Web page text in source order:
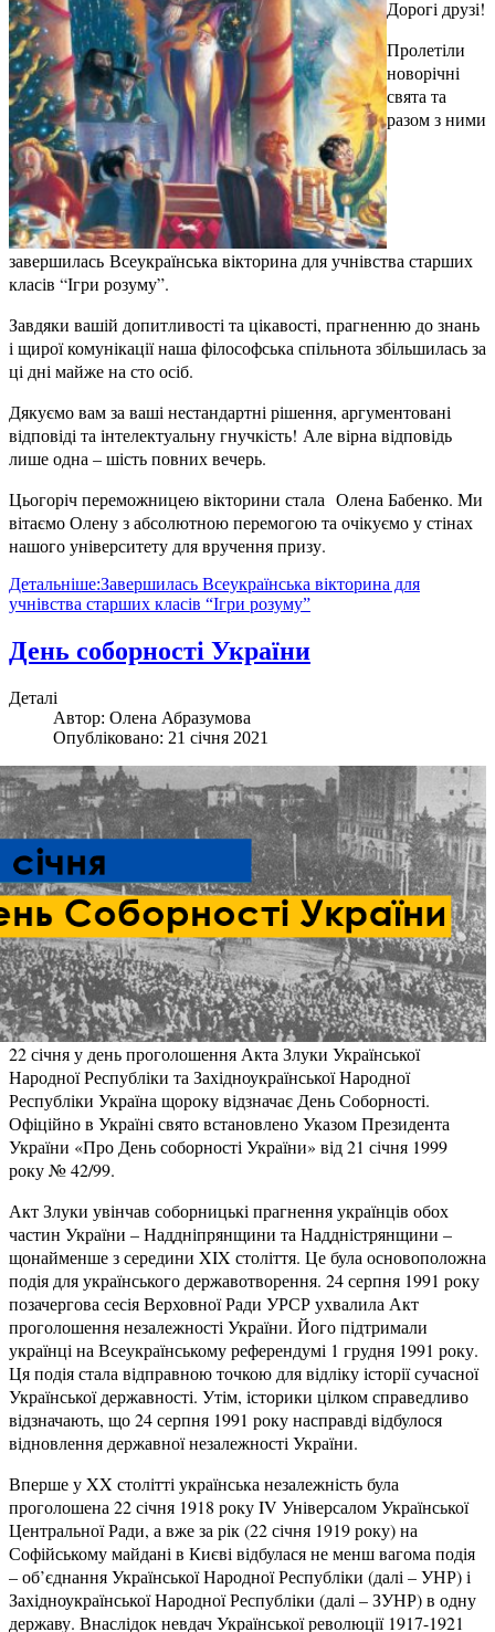
Дорогі друзі!
Пролетіли
новорічні
свята та
разом з ними
завершилась Всеукраїнська вікторина для учнівства старших
класів “Ігри розуму”.
Завдяки вашій допитливості та цікавості, прагненню до знань
і щирої комунікації наша філософська спільнота збільшилась за
ці дні майже на сто осіб.
Дякуємо вам за ваші нестандартні рішення, аргументовані
відповіді та інтелектуальну гнучкість! Але вірна відповідь
лише одна – шість повних вечерь.
Цьогоріч переможницею вікторини стала Олена Бабенко. Ми
вітаємо Олену з абсолютною перемогою та очікуємо у стінах
нашого університету для вручення призу.
Детальніше:Завершилась Всеукраїнська вікторина для
учнівства старших класів “Ігри розуму”
День соборності України
Деталі
Автор: Олена Абразумова
Опубліковано: 21 січня 2021
22 січня у день проголошення Акта Злуки Української
Народної Республіки та Західноукраїнської Народної
Республіки Україна щороку відзначає День Соборності.
Офіційно в Україні свято встановлено Указом Президента
України «Про День соборності України» від 21 січня 1999
року № 42/99.
Акт Злуки увінчав соборницькі прагнення українців обох
частин України – Наддніпрянщини та Наддністрянщини –
щонайменше з середини XIX століття. Це була основоположна
подія для українського державотворення. 24 серпня 1991 року
позачергова сесія Верховної Ради УРСР ухвалила Акт
проголошення незалежності України. Його підтримали
українці на Всеукраїнському референдумі 1 грудня 1991 року.
Ця подія стала відправною точкою для відліку історії сучасної
Української державності. Утім, історики цілком справедливо
відзначають, що 24 серпня 1991 року насправді відбулося
відновлення державної незалежності України.
Вперше у XX столітті українська незалежність була
проголошена 22 січня 1918 року IV Універсалом Української
Центральної Ради, а вже за рік (22 січня 1919 року) на
Софійському майдані в Києві відбулася не менш вагома подія
– об’єднання Української Народної Республіки (далі – УНР) і
Західноукраїнської Народної Республіки (далі – ЗУНР) в одну
державу. Внаслідок невдач Української революції 1917-1921